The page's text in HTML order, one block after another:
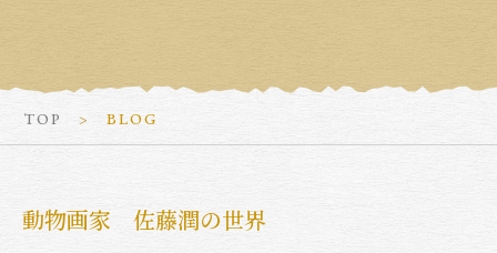
TOP BLOG
動物画家 佐藤潤の世界